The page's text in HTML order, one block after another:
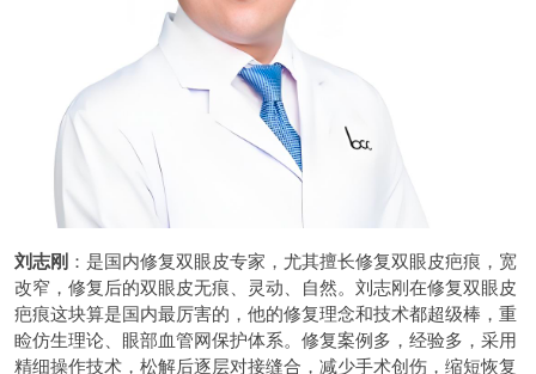
刘志刚 ：是国内修复双眼皮专家，尤其擅长修复双眼皮疤痕，宽
改窄，修复后的双眼皮无痕、灵动、自然。刘志刚在修复双眼皮
疤痕这块算是国内最厉害的，他的修复理念和技术都超级棒，重
睑仿生理论、眼部血管网保护体系。修复案例多，经验多，采用
精细操作技术，松解后逐层对接缝合，减少手术创伤，缩短恢复